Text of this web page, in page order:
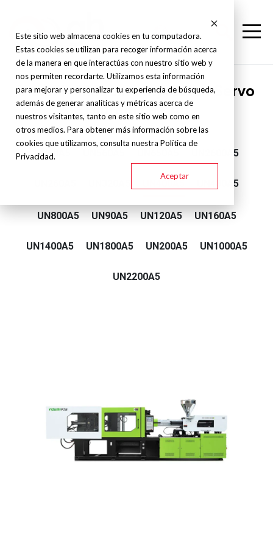
Este sitio web almacena cookies en tu computadora.
Estas cookies se utilizan para recoger información acerca
de la manera en que interactúas con nuestro sitio web y
nos permiten recordarte. Utilizamos esta información
para mejorar y personalizar tu experiencia de búsqueda,
además de generar analíticas y métricas acerca de
nuestros visitantes, tanto en este sitio web como en
otros medios. Para obtener más información sobre las
cookies que utilizamos, consulta nuestra Política de
Privacidad.
Aceptar
Yizumi - Máquina Inyección Servo
Hidraulica - A5
UN60A5 UN2600A5
UN400A5 UN480A5
UN800A5 UN90A5 UN120A5 UN160A5
UN1400A5 UN1800A5 UN200A5 UN1000A5
UN2200A5